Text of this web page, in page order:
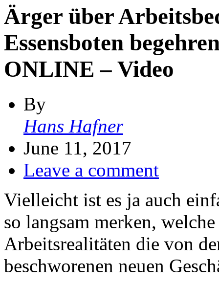
Ärger über
Essensboten
ONLINE – Video
By
Hans Hafner
June 11, 2017
Leave a comment
Vielleicht ist es ja auch
so langsam merken,
Arbeitsrealitäten die von
beschworenen neuen